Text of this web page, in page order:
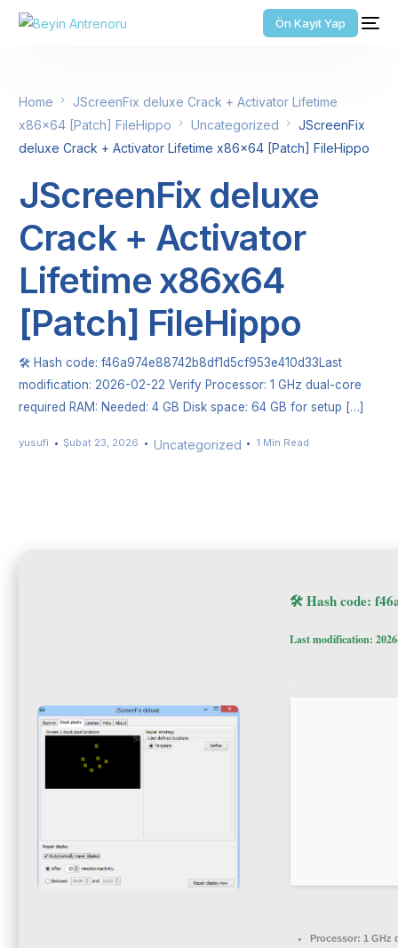
Ön Kayıt Yap
Home
JScreenFix deluxe Crack + Activator Lifetime
x86x64 [Patch] FileHippo
Uncategorized
JScreenFix
deluxe Crack + Activator Lifetime x86x64 [Patch] FileHippo
JScreenFix deluxe
Crack + Activator
Lifetime x86x64
[Patch] FileHippo
🛠 Hash code: f46a974e88742b8df1d5cf953e410d33Last
modification: 2026-02-22 Verify Processor: 1 GHz dual-core
required RAM: Needed: 4 GB Disk space: 64 GB for setup […]
yusufi Şubat 23, 2026 Uncategorized 1 Min Read
🛠 Hash code:
Last modification:
Processor: 1 GHz